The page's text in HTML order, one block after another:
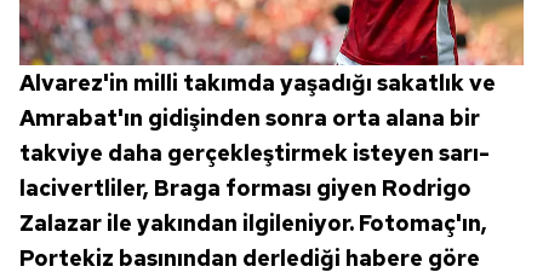
Alvarez'in milli takımda yaşadığı sakatlık ve
Amrabat'ın gidişinden sonra orta alana bir
takviye daha gerçekleştirmek isteyen sarı-
lacivertliler, Braga forması giyen Rodrigo
Zalazar ile yakından ilgileniyor. Fotomaç'ın,
Portekiz basınından derlediği habere göre